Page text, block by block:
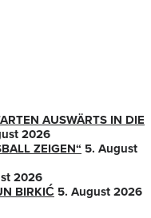
AUSWÄRTS IN DIE
2026
ZEIGEN“
5. August
2026
BIRKIĆ 5. August 2026